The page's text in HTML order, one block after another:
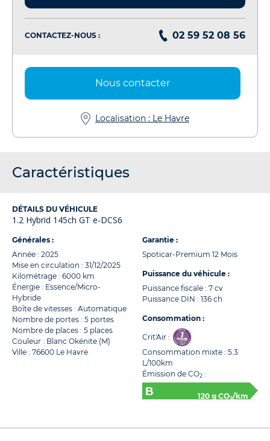
CONTACTEZ-NOUS : 02 59 52 08 56
Nous contacter
Localisation : Le Havre
Caractéristiques
DÉTAILS DU VÉHICULE
1.2 Hybrid 145ch GT e-DCS6
Générales :
Année : 2025
Mise en circulation : 31/12/2025
Kilométrage : 6000 km
Énergie : Essence/Micro-
Hybride
Boîte de vitesses : Automatique
Nombre de portes : 5 portes
Nombre de places : 5 places
Couleur : Blanc Okénite (M)
Ville : 76600 Le Havre
Garantie :
Spoticar-Premium 12 Mois
Puissance du véhicule :
Puissance fiscale : 7 cv
Puissance DIN : 136 ch
Consommation :
Crit'Air :
Consommation mixte : 5.3
L/100km
Émission de CO2 :
120 g CO2/km